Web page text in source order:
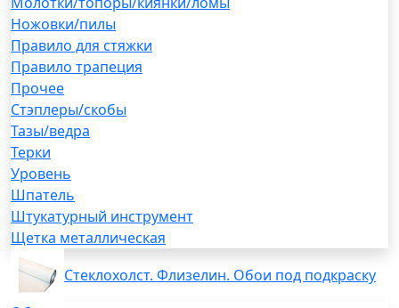
Ножовки/пилы
Правило для стяжки
Правило трапеция
Прочее
Стэплеры/скобы
Тазы/ведра
Терки
Уровень
Шпатель
Штукатурный инструмент
Щетка металлическая
Стеклохолст. Флизелин. Обои под подкраску